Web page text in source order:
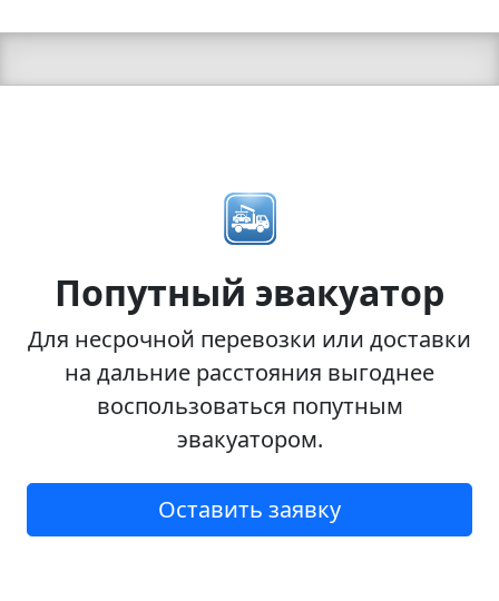
Попутный эвакуатор
Для несрочной перевозки или доставки
на дальние расстояния выгоднее
воспользоваться попутным
эвакуатором.
Оставить заявку